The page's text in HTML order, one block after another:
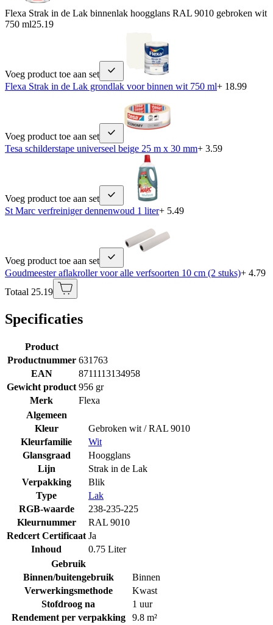
Flexa Strak in de Lak binnenlak hoogglans RAL 9010 gebroken wit
750 ml25.19
Voeg product toe aan set
Flexa Strak in de Lak grondlak voor binnen wit 750 ml+ 18.99
Voeg product toe aan set
Tesa schilderstape universeel beige 25 m x 30 mm+ 3.59
Voeg product toe aan set
St Marc verfreiniger dennenwoud 1 liter+ 5.49
Voeg product toe aan set
Goudmeester aflakroller voor alle verfsoorten 10 cm (2 stuks)+ 4.79
Totaal 25.19
Specificaties
Product
Productnummer 631763
EAN
8711113134958
Gewicht product 956 gr
Merk
Flexa
Algemeen
Kleur
Gebroken wit / RAL 9010
Kleurfamilie
Wit
Glansgraad
Hoogglans
Lijn
Strak in de Lak
Verpakking
Blik
Type
Lak
RGB-waarde
238-235-225
Kleurnummer
RAL 9010
Redcert Certificaat Ja
Inhoud
0.75 Liter
Gebruik
Binnen/buitengebruik
Binnen
Verwerkingsmethode
Kwast
Stofdroog na
1 uur
Rendement per verpakking
9.8 m²